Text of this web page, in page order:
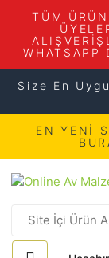
TÜM
Size En
EN YENİ